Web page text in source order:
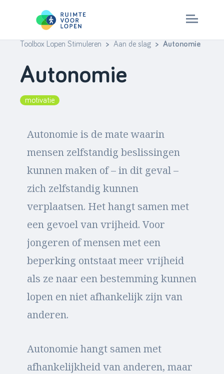
content
> ruimtevoorlopen.nl
Toolbox Lopen Stimuleren > Aan de slag > Autonomie
Autonomie
motivatie
Autonomie is de mate waarin
mensen zelfstandig beslissingen
kunnen maken of – in dit geval –
zich zelfstandig kunnen
verplaatsen. Het hangt samen met
een gevoel van vrijheid. Voor
jongeren of mensen met een
beperking ontstaat meer vrijheid
als ze naar een bestemming kunnen
lopen en niet afhankelijk zijn van
anderen.
Autonomie hangt samen met
afhankelijkheid van anderen, maar